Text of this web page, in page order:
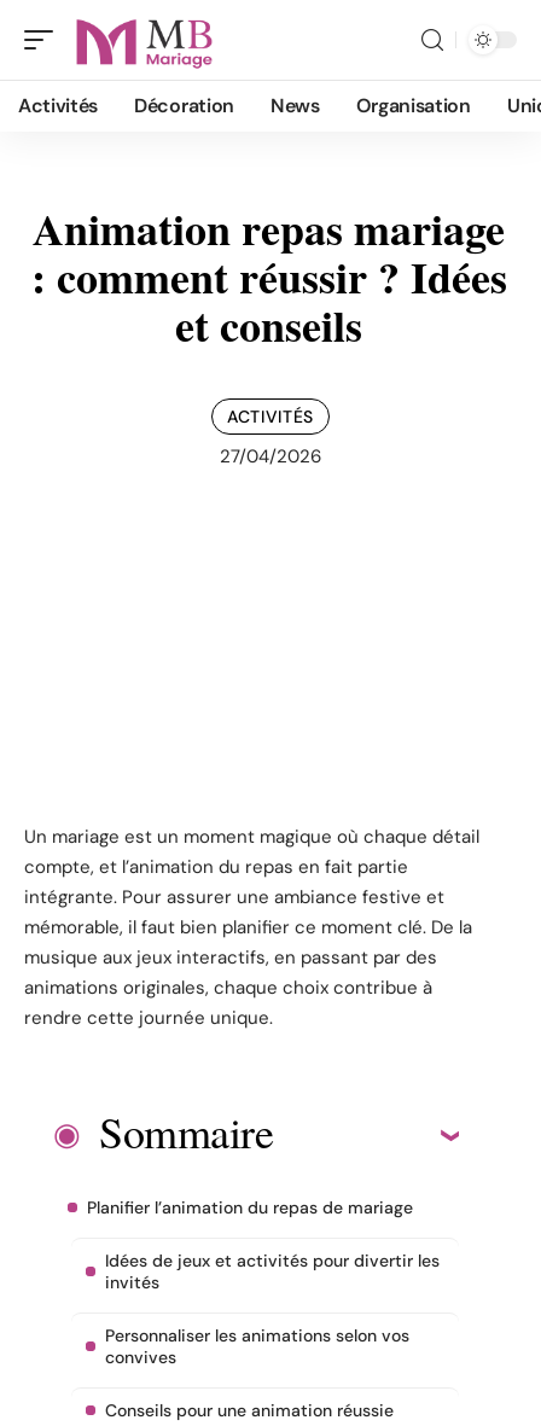
Activités Décoration News Organisation
Animation repas mariage
: comment réussir ? Idées
et conseils
ACTIVITÉS
27/04/2026
Un mariage est un moment magique où chaque détail
compte, et l’animation du repas en fait partie
intégrante. Pour assurer une ambiance festive et
mémorable, il faut bien planifier ce moment clé. De la
musique aux jeux interactifs, en passant par des
animations originales, chaque choix contribue à
rendre cette journée unique.
Sommaire
Planifier l’animation du repas de mariage
Idées de jeux et activités pour divertir les
invités
Personnaliser les animations selon vos
convives
Conseils pour une animation réussie